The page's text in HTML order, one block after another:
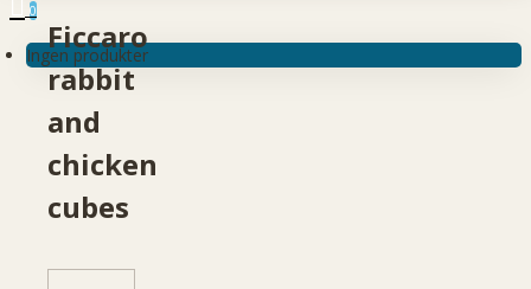
0
Ingen produkter
Ficcaro
rabbit
and
chicken
cubes